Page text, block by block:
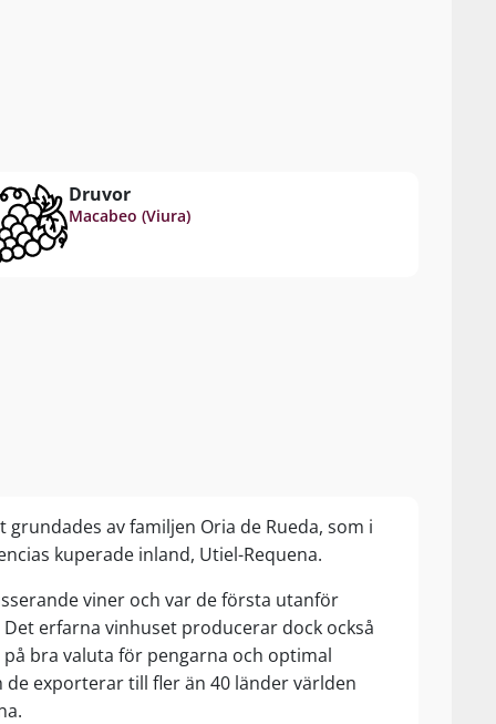
Druvor
Macabeo (Viura)
av familjen Oria de Rueda, som i
kuperade inland, Utiel-Requena.
viner och var de första utanför
erfarna vinhuset producerar dock också
bra valuta för pengarna och optimal
de exporterar till fler än 40 länder världen